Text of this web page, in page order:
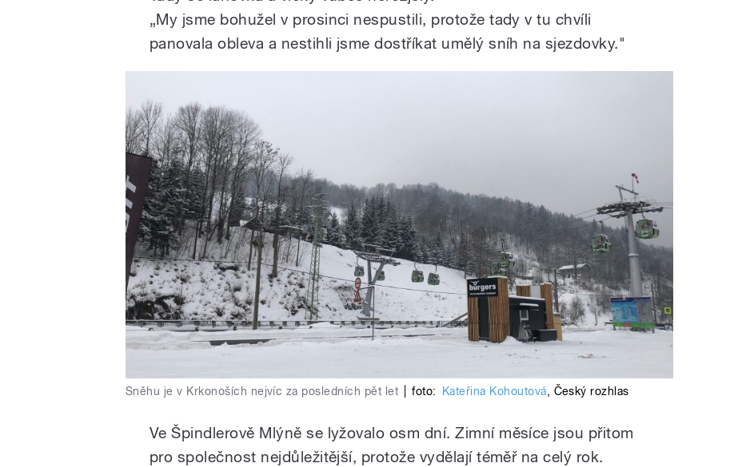
„My jsme bohužel v prosinci nespustili, protože tady v tu chvíli
panovala obleva a nestihli jsme dostříkat umělý sníh na sjezdovky."
Sněhu je v Krkonoších nejvíc za posledních pět let foto: Kateřina Kohoutová, Český rozhlas
Ve Špindlerově Mlýně se lyžovalo osm dní. Zimní měsíce jsou přitom
pro společnost nejdůležitější, protože vydělají téměř na celý rok.